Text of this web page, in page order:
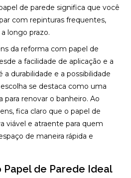
de parede significa que você
com repinturas frequentes,
longo prazo.
da reforma com papel de
a facilidade de aplicação e a
durabilidade e a possibilidade
se destaca como uma
para renovar o banheiro. Ao
fica claro que o papel de
viável e atraente para quem
de maneira rápida e
Papel de Parede Ideal